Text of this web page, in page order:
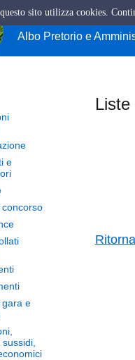
Comune di
Albo Pretorio e
e
concorso
gara e
sito utilizza cookies.